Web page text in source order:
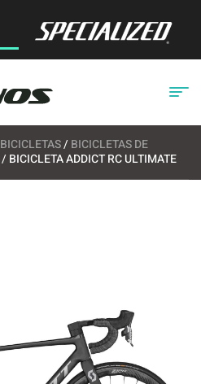
BICICLETAS/ BICICLETAS DE
/ BICICLETA ADDICT RC ULTIMATE